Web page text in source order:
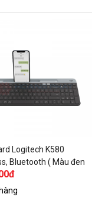
Logitech K580
Bluetooth ( Màu đen